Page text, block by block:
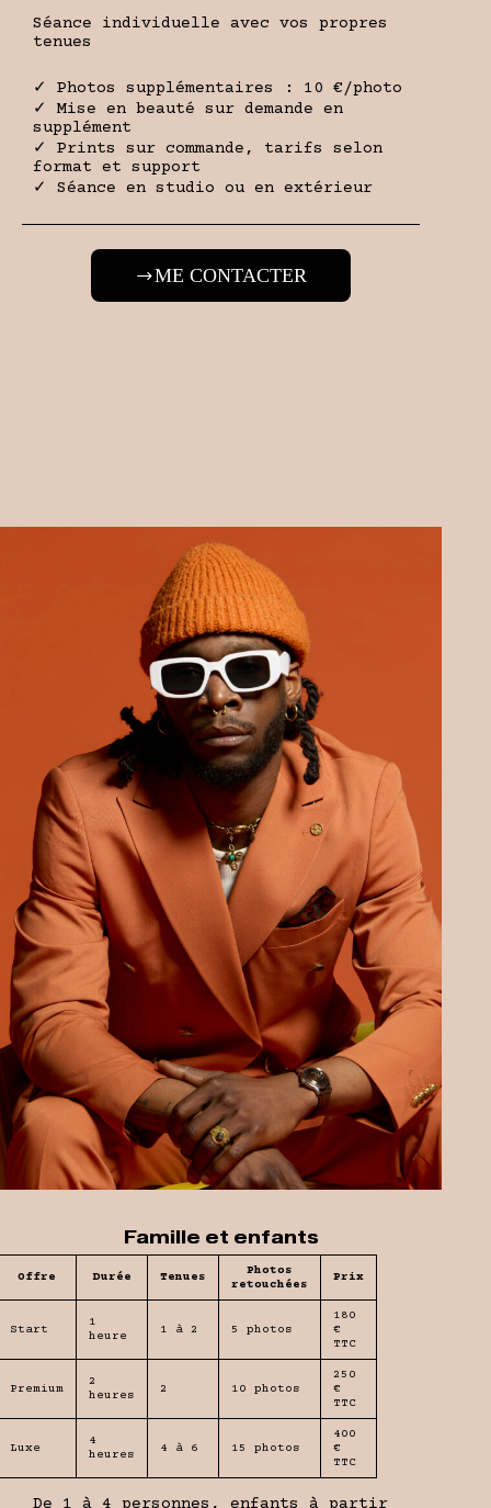
Séance individuelle avec vos propres
tenues
✓ Photos supplémentaires : 10 €/photo
✓ Mise en beauté sur demande en
supplément
✓ Prints sur commande, tarifs selon
format et support
✓ Séance en studio ou en extérieur
ME CONTACTER
Famille et enfants
Offre Durée Tenues
Photos
retouchées
Prix
Start
1
heure
1 à 2 5 photos
180
€
TTC
Premium
2
heures
2 10 photos
250
€
TTC
Luxe
4
heures
4 à 6 15 photos
400
€
TTC